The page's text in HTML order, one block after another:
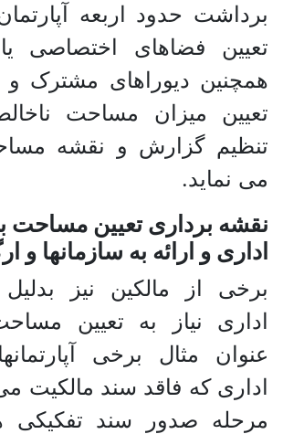
برداشت حدود اربعه
تعیین فضاهای اختصاصی
همچنین دیوراهای مشترک
تعیین میزان مساحت
تنظیم گزارش و نقشه
می نماید.
نقشه برداری تعیین مساحت
اداری و ارائه به سازمانها و
برخی از مالکین نیز بدلیل
اداری نیاز به تعیین
عنوان مثال برخی
اداری که فاقد سند مالکیت
مرحله صدور سند تفکیکی